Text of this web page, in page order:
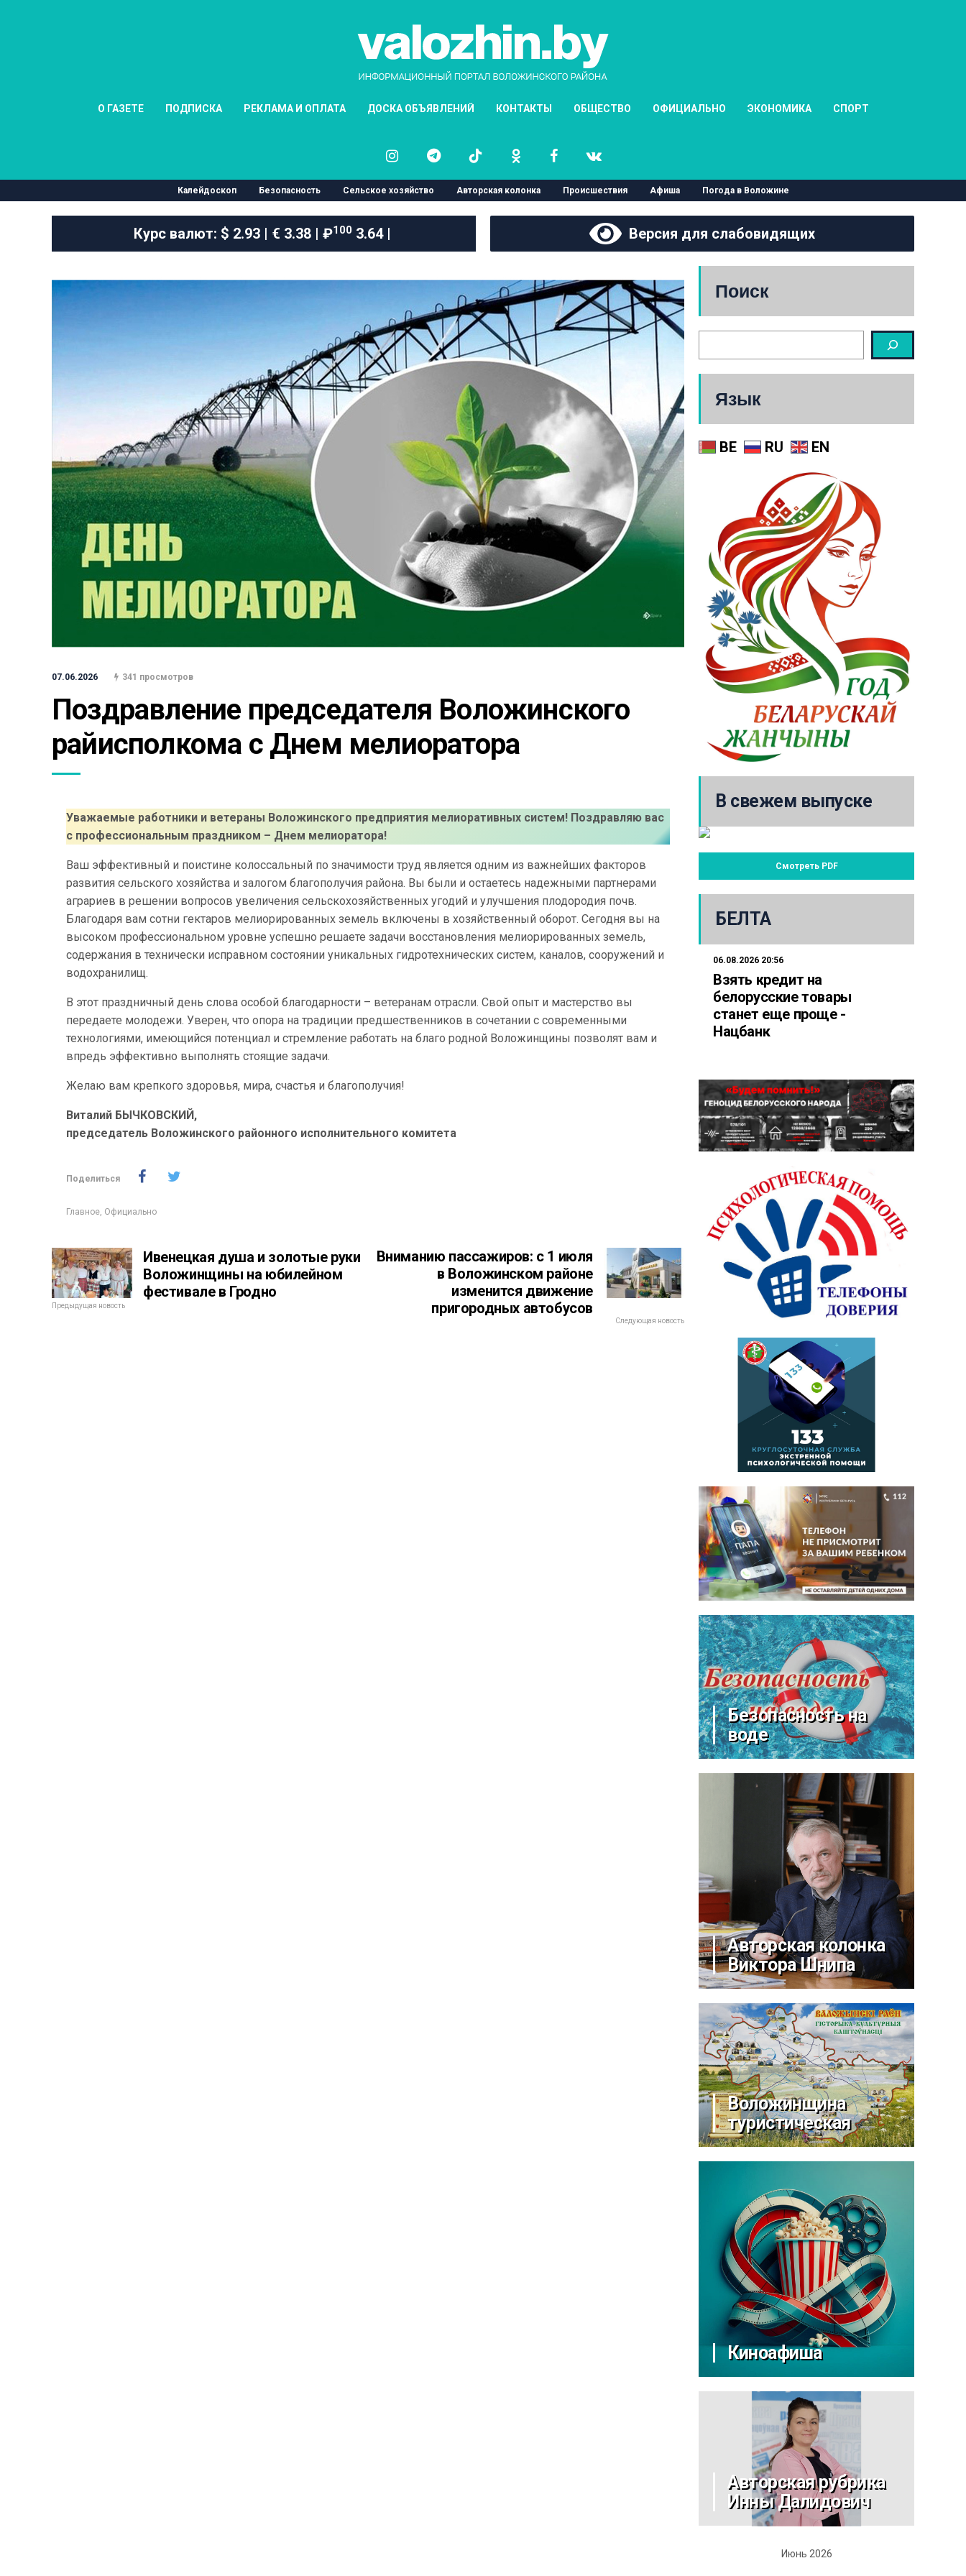
О ГАЗЕТЕ ПОДПИСКА РЕКЛАМА И ОПЛАТА ДОСКА ОБЪЯВЛЕНИЙ КОНТАКТЫ ОБЩЕСТВО ОФИЦИАЛЬНО ЭКОНОМИКА СПОРТ
Калейдоскоп Безопасность Сельское хозяйство Авторская колонка Происшествия Афиша Погода в Воложине
Курс валют: $ 2.93 | € 3.38 | ₽1003.64 | Версия для слабовидящих
07.06.2026 341 просмотров
Поздравление председателя Воложинского
райисполкома с Днем мелиоратора
Уважаемые работники и ветераны Воложинского предприятия мелиоративных систем! Поздравляю вас
с профессиональным праздником – Днем мелиоратора!
Ваш эффективный и поистине колоссальный по значимости труд является одним из важнейших факторов
развития сельского хозяйства и залогом благополучия района. Вы были и остаетесь надежными партнерами
аграриев в решении вопросов увеличения сельскохозяйственных угодий и улучшения плодородия почв.
Благодаря вам сотни гектаров мелиорированных земель включены в хозяйственный оборот. Сегодня вы на
высоком профессиональном уровне успешно решаете задачи восстановления мелиорированных земель,
содержания в технически исправном состоянии уникальных гидротехнических систем, каналов, сооружений и
водохранилищ.
В этот праздничный день слова особой благодарности – ветеранам отрасли. Свой опыт и мастерство вы
передаете молодежи. Уверен, что опора на традиции предшественников в сочетании с современными
технологиями, имеющийся потенциал и стремление работать на благо родной Воложинщины позволят вам и
впредь эффективно выполнять стоящие задачи.
Желаю вам крепкого здоровья, мира, счастья и благополучия!
Виталий БЫЧКОВСКИЙ,
председатель Воложинского районного исполнительного комитета
Поделиться
Главное, Официально
Ивенецкая душа и золотые руки
Воложинщины на юбилейном
фестивале в Гродно
Предыдущая новость
Вниманию пассажиров: с 1 июля
в Воложинском районе
изменится движение
пригородных автобусов
Следующая новость
Поиск
Язык
BE RU EN
В свежем выпуске
Смотреть PDF
БЕЛТА
06.08.2026 20:56
Взять кредит на
белорусские товары
станет еще проще -
Нацбанк
Безопасность на
воде
Авторская колонка
Виктора Шнипа
Воложинщина
туристическая
Киноафиша
Авторская рубрика
Инны Далидович
Июнь 2026